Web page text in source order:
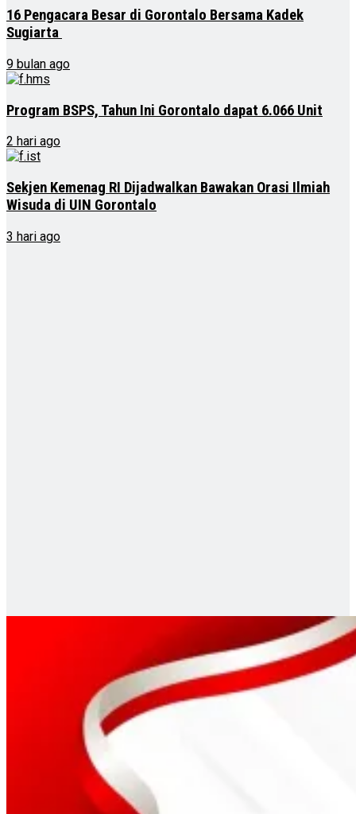
16 Pengacara Besar di Gorontalo Bersama Kadek
Sugiarta
9 bulan ago
Program BSPS, Tahun Ini Gorontalo dapat 6.066 Unit
2 hari ago
Sekjen Kemenag RI Dijadwalkan Bawakan Orasi Ilmiah
Wisuda di UIN Gorontalo
3 hari ago